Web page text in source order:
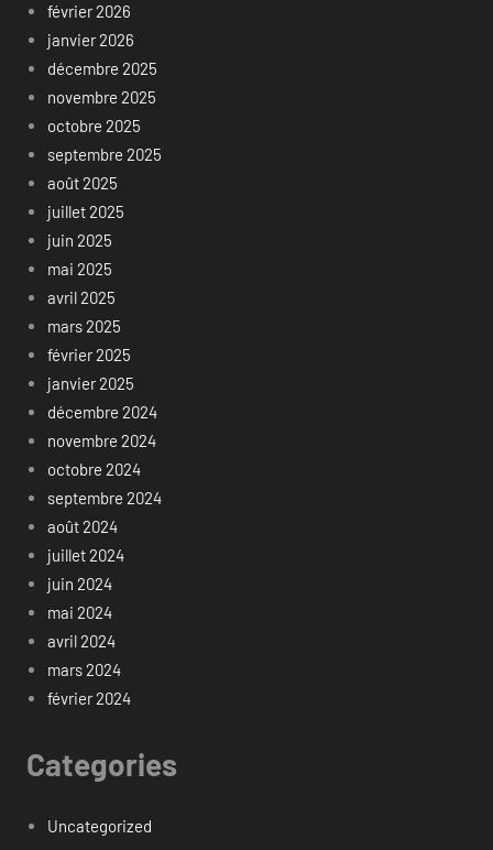
février 2026
janvier 2026
décembre 2025
novembre 2025
octobre 2025
septembre 2025
août 2025
juillet 2025
juin 2025
mai 2025
avril 2025
mars 2025
février 2025
janvier 2025
décembre 2024
novembre 2024
octobre 2024
septembre 2024
août 2024
juillet 2024
juin 2024
mai 2024
avril 2024
mars 2024
février 2024
Categories
Uncategorized